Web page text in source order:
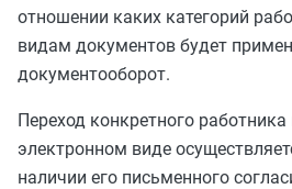
отношении каких категорий
видам документов будет
документооборот.
Переход конкретного
электронном виде
наличии его письменного